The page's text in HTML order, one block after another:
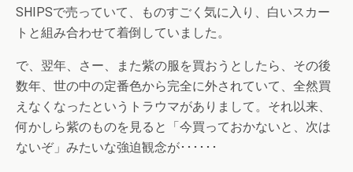
SHIPSで売っていて、ものすごく気に入り、白いスカー
トと組み合わせて着倒していました。
で、翌年、さー、また紫の服を買おうとしたら、その後
数年、世の中の定番色から完全に外されていて、全然買
えなくなったというトラウマがありまして。それ以来、
何かしら紫のものを見ると「今買っておかないと、次は
ないぞ」みたいな強迫観念が･･････